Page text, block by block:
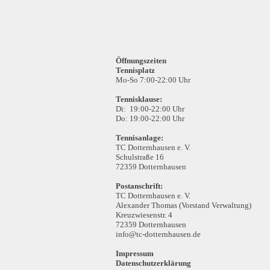
Öffnungszeiten
Tennisplatz
Mo-So 7:00-22:00 Uhr
Tennisklause:
Di: 19:00-22:00 Uhr
Do: 19:00-22:00 Uhr
Tennisanlage:
TC Dotternhausen e. V.
Schulstraße 16
72359 Dotternhausen
Postanschrift:
TC Dotternhausen e. V.
Alexander Thomas (Vorstand Verwaltung)
Kreuzwiesenstr. 4
72359 Dotternhausen
info@tc-dotternhausen.de
Impressum
Datenschutzerklärung